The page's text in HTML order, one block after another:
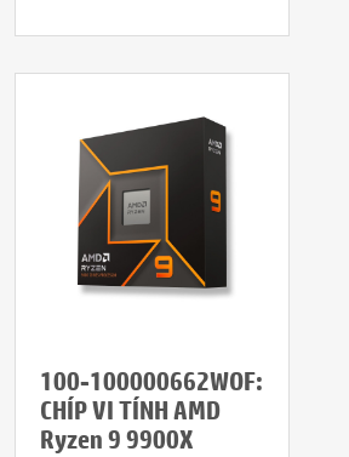
100-100000662WOF:
CHÍP VI TÍNH AMD
Ryzen 9 9900X